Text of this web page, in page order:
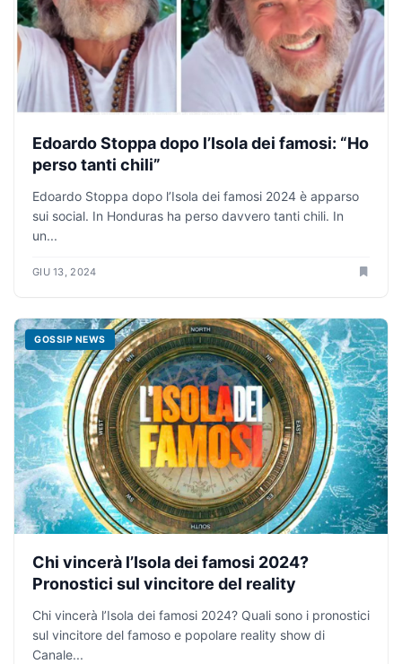
Edoardo Stoppa dopo l’Isola dei famosi: “Ho
perso tanti chili”
Edoardo Stoppa dopo l’Isola dei famosi 2024 è apparso
sui social. In Honduras ha perso davvero tanti chili. In
un...
GIU 13, 2024
GOSSIP NEWS
Chi vincerà l’Isola dei famosi 2024?
Pronostici sul vincitore del reality
Chi vincerà l’Isola dei famosi 2024? Quali sono i pronostici
sul vincitore del famoso e popolare reality show di
Canale...